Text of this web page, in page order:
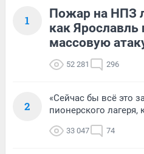
1
Пожар на НПЗ
как
массовую
52 281 296
2
«Сейчас бы всё это
пионерского лагеря,
33 047 74